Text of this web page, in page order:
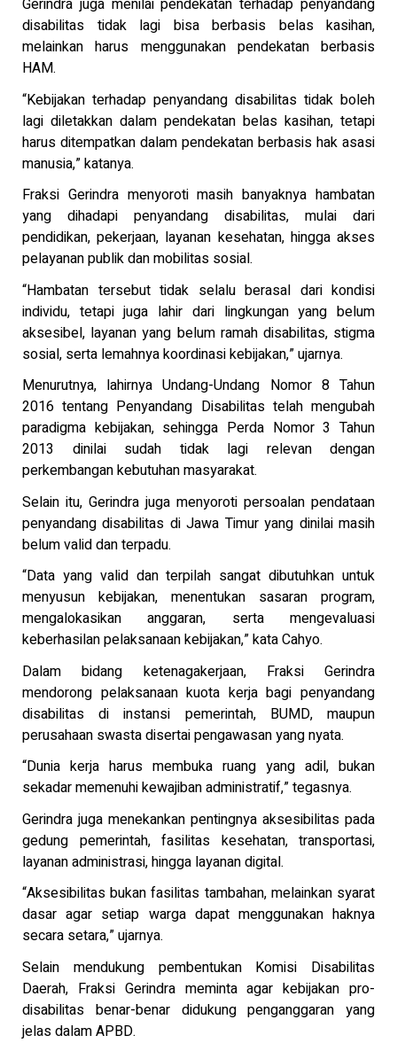
Gerindra juga menilai pendekatan terhadap penyandang
disabilitas tidak lagi bisa berbasis belas kasihan,
melainkan harus menggunakan pendekatan berbasis
HAM.
“Kebijakan terhadap penyandang disabilitas tidak boleh
lagi diletakkan dalam pendekatan belas kasihan, tetapi
harus ditempatkan dalam pendekatan berbasis hak asasi
manusia,” katanya.
Fraksi Gerindra menyoroti masih banyaknya hambatan
yang dihadapi penyandang disabilitas, mulai dari
pendidikan, pekerjaan, layanan kesehatan, hingga akses
pelayanan publik dan mobilitas sosial.
“Hambatan tersebut tidak selalu berasal dari kondisi
individu, tetapi juga lahir dari lingkungan yang belum
aksesibel, layanan yang belum ramah disabilitas, stigma
sosial, serta lemahnya koordinasi kebijakan,” ujarnya.
Menurutnya, lahirnya Undang-Undang Nomor 8 Tahun
2016 tentang Penyandang Disabilitas telah mengubah
paradigma kebijakan, sehingga Perda Nomor 3 Tahun
2013 dinilai sudah tidak lagi relevan dengan
perkembangan kebutuhan masyarakat.
Selain itu, Gerindra juga menyoroti persoalan pendataan
penyandang disabilitas di Jawa Timur yang dinilai masih
belum valid dan terpadu.
“Data yang valid dan terpilah sangat dibutuhkan untuk
menyusun kebijakan, menentukan sasaran program,
mengalokasikan anggaran, serta mengevaluasi
keberhasilan pelaksanaan kebijakan,” kata Cahyo.
Dalam bidang ketenagakerjaan, Fraksi Gerindra
mendorong pelaksanaan kuota kerja bagi penyandang
disabilitas di instansi pemerintah, BUMD, maupun
perusahaan swasta disertai pengawasan yang nyata.
“Dunia kerja harus membuka ruang yang adil, bukan
sekadar memenuhi kewajiban administratif,” tegasnya.
Gerindra juga menekankan pentingnya aksesibilitas pada
gedung pemerintah, fasilitas kesehatan, transportasi,
layanan administrasi, hingga layanan digital.
“Aksesibilitas bukan fasilitas tambahan, melainkan syarat
dasar agar setiap warga dapat menggunakan haknya
secara setara,” ujarnya.
Selain mendukung pembentukan Komisi Disabilitas
Daerah, Fraksi Gerindra meminta agar kebijakan pro-
disabilitas benar-benar didukung penganggaran yang
jelas dalam APBD.